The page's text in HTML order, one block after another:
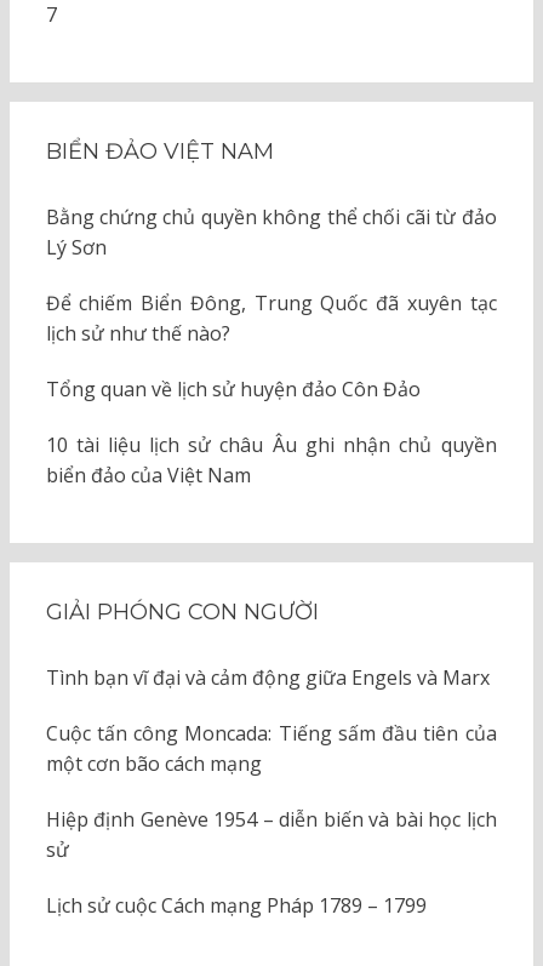
7
BIỂN ĐẢO VIỆT NAM
Bằng chứng chủ quyền không thể chối cãi từ đảo
Lý Sơn
Để chiếm Biển Đông, Trung Quốc đã xuyên tạc
lịch sử như thế nào?
Tổng quan về lịch sử huyện đảo Côn Đảo
10 tài liệu lịch sử châu Âu ghi nhận chủ quyền
biển đảo của Việt Nam
GIẢI PHÓNG CON NGƯỜI
Tình bạn vĩ đại và cảm động giữa Engels và Marx
Cuộc tấn công Moncada: Tiếng sấm đầu tiên của
một cơn bão cách mạng
Hiệp định Genève 1954 – diễn biến và bài học lịch
sử
Lịch sử cuộc Cách mạng Pháp 1789 – 1799